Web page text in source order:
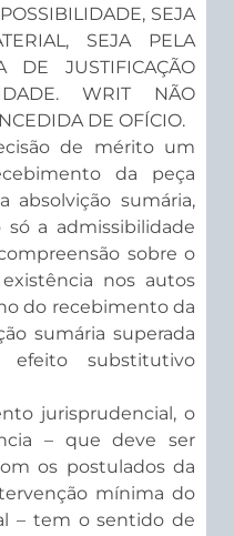
SEJA
SEJA PELA
DE JUSTIFICAÇÃO
WRIT NÃO
DE OFÍCIO.
de mérito um
da peça
absolvição sumária,
a admissibilidade
sobre o
nos autos
do recebimento da
sumária superada
substitutivo
jurisprudencial, o
– que deve ser
os postulados da
mínima do
– tem o sentido de